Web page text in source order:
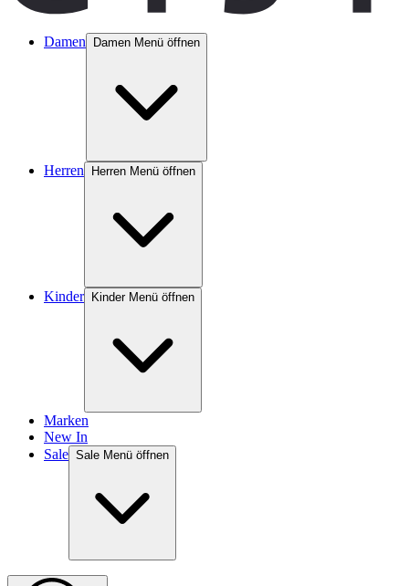
Damen Damen Menü öffnen
Herren Herren Menü öffnen
Kinder Kinder Menü öffnen
Marken
New In
Sale Sale Menü öffnen